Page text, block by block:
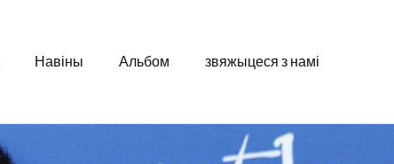
Навіны Альбом звяжыцеся з намі